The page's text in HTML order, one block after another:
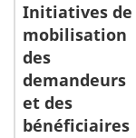
Initiatives de
mobilisation
des
demandeurs
et des
bénéficiaires